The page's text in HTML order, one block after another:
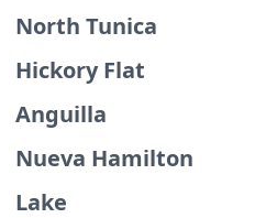
North Tunica
Hickory Flat
Anguilla
Nueva Hamilton
Lake